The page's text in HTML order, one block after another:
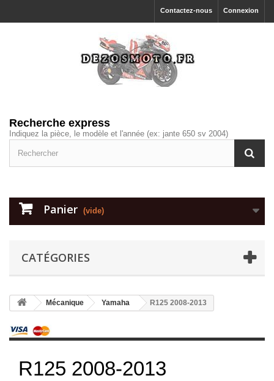
Connexion
Contactez-nous
Recherche express
Indiquez la pièce, le modèle et l'année (ex: jante 650 sv 2004)
Panier (vide)
CATÉGORIES
Mécanique Yamaha R125 2008-2013
R125 2008-2013